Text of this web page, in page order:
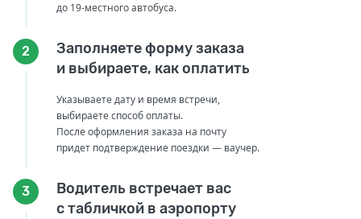
до 19-местного автобуса.
2
Заполняете форму заказа
и выбираете, как оплатить
Указываете дату и время встречи,
выбираете способ оплаты.
После оформления заказа на почту
придет подтверждение поездки — ваучер.
3
Водитель встречает вас
с табличкой в аэропорту